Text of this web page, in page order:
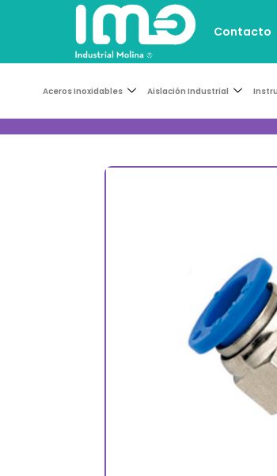
Contacto
Aceros Inoxidables Aislación Industrial